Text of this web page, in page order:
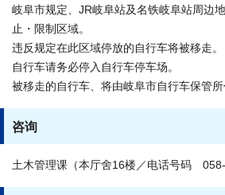
岐阜市规定、JR岐阜站及名铁岐阜站周边
止・限制区域。
违反规定在此区域停放的自行车将被移走。
自行车请务必停入自行车停车场。
被移走的自行车、将由岐阜市自行车保管所
咨询
土木管理课（本厅舍16楼／电话号码 058-